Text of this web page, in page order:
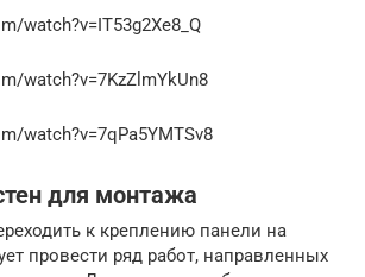
watch?v=IT53g2Xe8_Q
watch?v=7KzZlmYkUn8
watch?v=7qPa5YMTSv8
для монтажа
к креплению панели на
провести ряд работ, направленных